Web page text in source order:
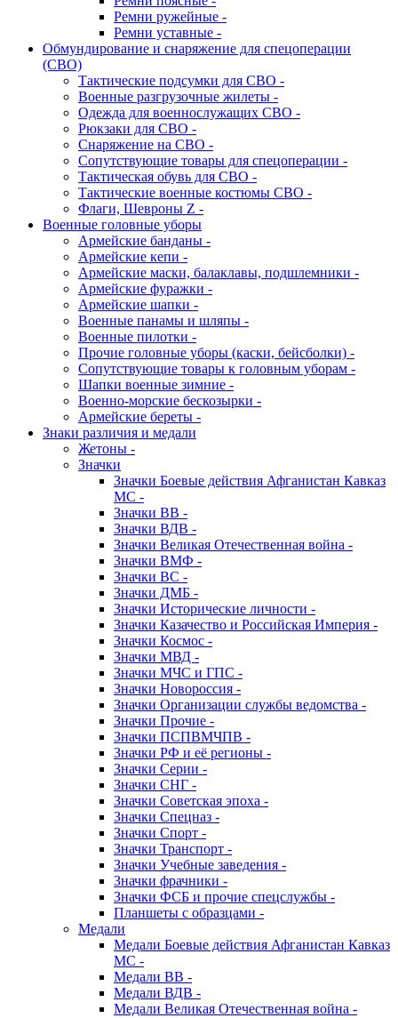
Ремни ружейные -
Ремни уставные -
Обмундирование и снаряжение для спецоперации
(СВО)
Тактические подсумки для СВО -
Военные разгрузочные жилеты -
Одежда для военнослужащих СВО -
Рюкзаки для СВО -
Снаряжение на СВО -
Сопутствующие товары для спецоперации -
Тактическая обувь для СВО -
Тактические военные костюмы СВО -
Флаги, Шевроны Z -
Военные головные уборы
Армейские банданы -
Армейские кепи -
Армейские маски, балаклавы, подшлемники -
Армейские фуражки -
Армейские шапки -
Военные панамы и шляпы -
Военные пилотки -
Прочие головные уборы (каски, бейсболки) -
Сопутствующие товары к головным уборам -
Шапки военные зимние -
Военно-морские бескозырки -
Армейские береты -
Знаки различия и медали
Жетоны -
Значки
Значки Боевые действия Афганистан Кавказ
МС -
Значки ВВ -
Значки ВДВ -
Значки Великая Отечественная война -
Значки ВМФ -
Значки ВС -
Значки ДМБ -
Значки Исторические личности -
Значки Казачество и Российская Империя -
Значки Космос -
Значки МВД -
Значки МЧС и ГПС -
Значки Новороссия -
Значки Организации службы ведомства -
Значки Прочие -
Значки ПСПВМЧПВ -
Значки РФ и её регионы -
Значки Серии -
Значки СНГ -
Значки Советская эпоха -
Значки Спецназ -
Значки Спорт -
Значки Транспорт -
Значки Учебные заведения -
Значки фрачники -
Значки ФСБ и прочие спецслужбы -
Планшеты с образцами -
Медали
Медали Боевые действия Афганистан Кавказ
МС -
Медали ВВ -
Медали ВДВ -
Медали Великая Отечественная война -